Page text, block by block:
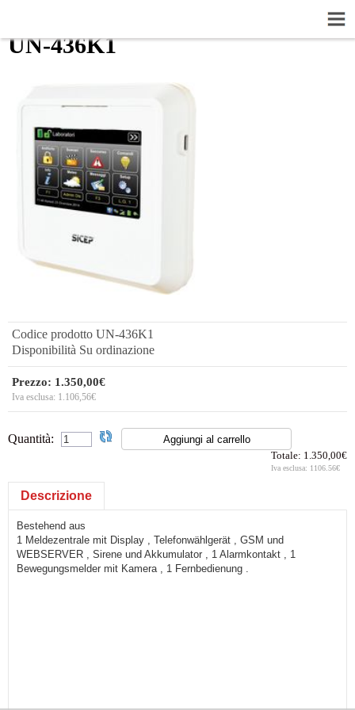
UN-436K1
Codice prodotto UN-436K1
Disponibilità Su ordinazione
Prezzo: 1.350,00€
Iva esclusa: 1.106,56€
Quantità:
Totale: 1.350,00€
Iva esclusa: 1106.56€
Descrizione
Bestehend aus
1 Meldezentrale mit Display , Telefonwählgerät , GSM und
WEBSERVER , Sirene und Akkumulator , 1 Alarmkontakt , 1
Bewegungsmelder mit Kamera , 1 Fernbedienung .